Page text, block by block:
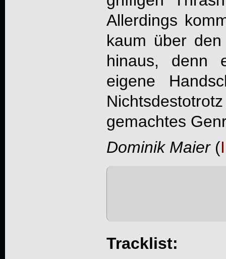
Allerdings
kaum über
hinaus, denn
eigene
gemachtes
Dominik Maier(
Tracklist: